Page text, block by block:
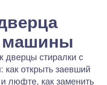
машины
дверцы стиралки с
как открыть заевший
люфте, как заменить